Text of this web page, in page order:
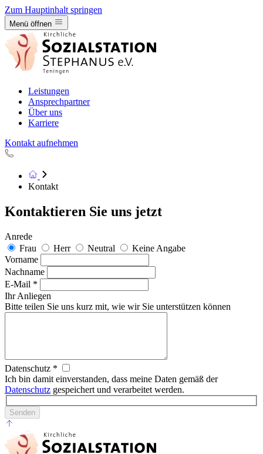
Zum Hauptinhalt springen
Hauptmenü öffnen
Menü öffnen
Leistungen
Ansprechpartner
Über uns
Karriere
Kontakt aufnehmen
Zur Startseite
Kontakt
Kontaktieren Sie uns jetzt
Anrede
Frau
Herr Neutral
Keine Angabe
Vorname
Nachname
E-Mail *
Ihr Anliegen
Bitte teilen Sie uns kurz mit, wie wir Sie unterstützen können
Datenschutz *
Ich bin damit einverstanden, dass meine Daten gemäß der
Datenschutz gespeichert und verarbeitet werden.
Senden
Nach oben scrollen